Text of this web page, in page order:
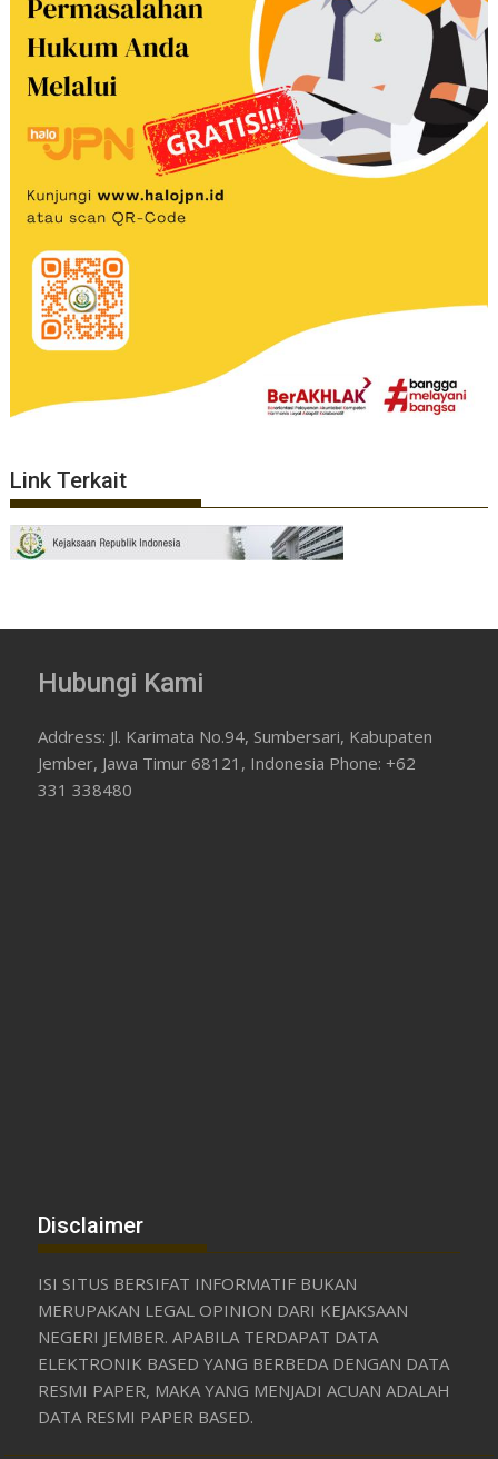
Link Terkait
Hubungi Kami
Address: Jl. Karimata No.94, Sumbersari, Kabupaten
Jember, Jawa Timur 68121, Indonesia Phone: +62
331 338480
Disclaimer
ISI SITUS BERSIFAT INFORMATIF BUKAN
MERUPAKAN LEGAL OPINION DARI KEJAKSAAN
NEGERI JEMBER. APABILA TERDAPAT DATA
ELEKTRONIK BASED YANG BERBEDA DENGAN DATA
RESMI PAPER, MAKA YANG MENJADI ACUAN ADALAH
DATA RESMI PAPER BASED.